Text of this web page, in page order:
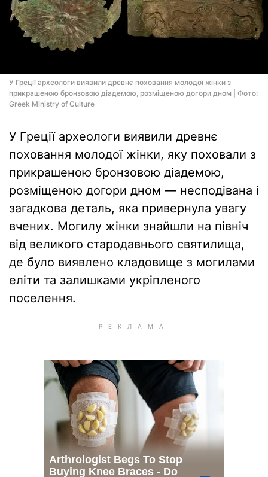
У Греції археологи виявили древнє поховання молодої жінки з
прикрашеною бронзовою діадемою, розміщеною догори дном | Фото:
Greek Ministry of Culture
У Греції археологи виявили древнє
поховання молодої жінки, яку поховали з
прикрашеною бронзовою діадемою,
розміщеною догори дном — несподівана і
загадкова деталь, яка привернула увагу
вчених. Могилу жінки знайшли на північ
від великого стародавнього святилища,
де було виявлено кладовище з могилами
еліти та залишками укріпленого
поселення.